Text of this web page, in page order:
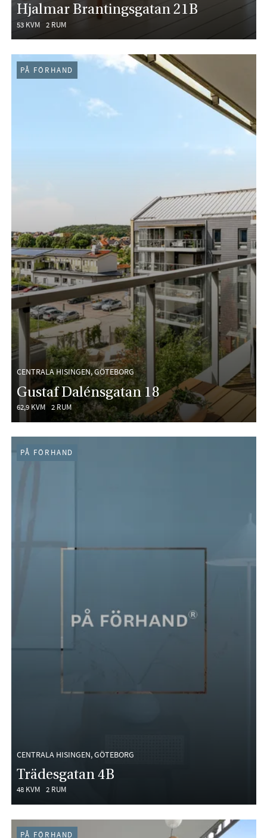
Hjalmar Brantingsgatan 21B
53 KVM 2 RUM
CENTRALA HISINGEN, GÖTEBORG
Gustaf Dalénsgatan 18
62,9 KVM 2 RUM
PÅ FÖRHAND
CENTRALA HISINGEN, GÖTEBORG
Trädesgatan 4B
48 KVM 2 RUM
PÅ FÖRHAND
PÅ FÖRHAND